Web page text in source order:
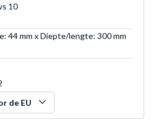
10
44 mm x Diepte/lengte: 300 mm
de EU